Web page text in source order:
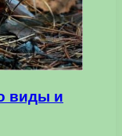
виды и